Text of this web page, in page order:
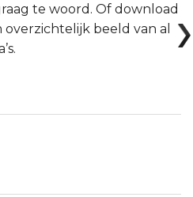
te woord. Of download
overzichtelijk beeld van al